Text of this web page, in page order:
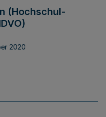
(Hochschul-
2020